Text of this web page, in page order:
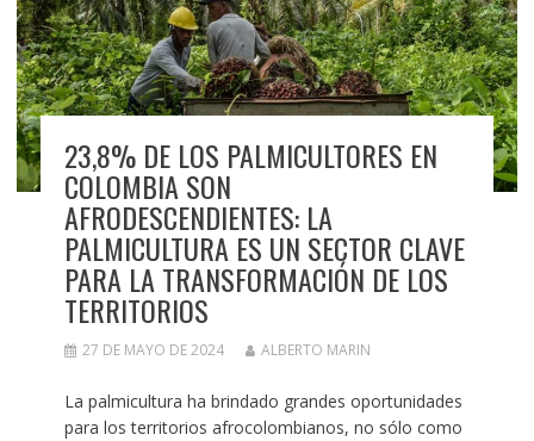
23,8% DE LOS PALMICULTORES EN
COLOMBIA SON
AFRODESCENDIENTES: LA
PALMICULTURA ES UN SECTOR CLAVE
PARA LA TRANSFORMACIÓN DE LOS
TERRITORIOS
27 DE MAYO DE 2024 ALBERTO MARIN
La palmicultura ha brindado grandes oportunidades
para los territorios afrocolombianos, no sólo como